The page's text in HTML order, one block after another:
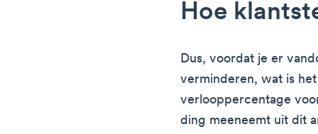
Hoe
Dus, voordat je er
verminderen, wat is
verlooppercentage
ding meeneemt uit dit